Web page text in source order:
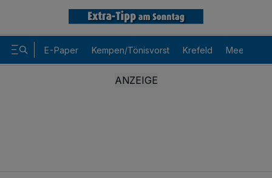
E-Paper Kempen/Tönisvorst Krefeld Meerbusch